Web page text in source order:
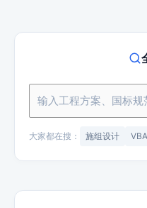
大家都在搜： 施组设计